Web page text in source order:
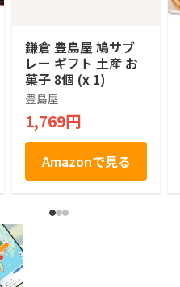
鎌倉 豊島屋 鳩サブ
レー ギフト 土産 お
菓子 8個 (x 1)
豊島屋
1,769円
Amazonで見る